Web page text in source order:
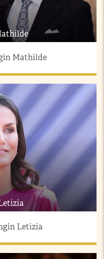
Mathilde
Letizia